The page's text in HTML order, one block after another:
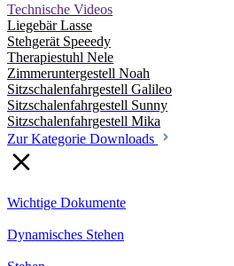
Technische Videos
Liegebär Lasse
Stehgerät Speeedy
Therapiestuhl Nele
Zimmeruntergestell Noah
Sitzschalenfahrgestell Galileo
Sitzschalenfahrgestell Sunny
Sitzschalenfahrgestell Mika
Zur Kategorie Downloads
Wichtige Dokumente
Dynamisches Stehen